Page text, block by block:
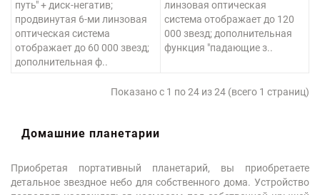
путь" + диск-негатив;
продвинутая 6-ми линзовая
оптическая система
отображает до 60 000 звезд;
дополнительная ф..
линзовая оптическая
система отображает до 120
000 звезд; дополнительная
функция "падающие з..
Показано с 1 по 24 из 24 (всего 1 страниц)
Домашние планетарии
Приобретая портативный планетарий, вы приобретаете
детальное звездное небо для собственного дома. Устройство